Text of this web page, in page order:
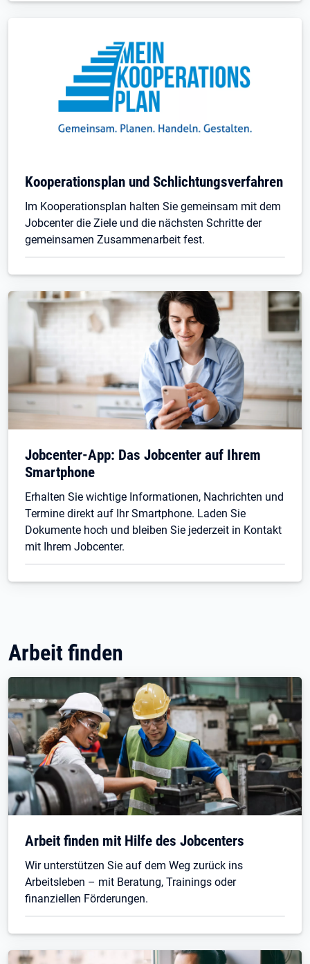
Kooperationsplan und Schlichtungsverfahren
Im Kooperationsplan halten Sie gemeinsam mit dem
Jobcenter die Ziele und die nächsten Schritte der
gemeinsamen Zusammenarbeit fest.
Jobcenter-App: Das Jobcenter auf Ihrem
Smartphone
Erhalten Sie wichtige Informationen, Nachrichten und
Termine direkt auf Ihr Smartphone. Laden Sie
Dokumente hoch und bleiben Sie jederzeit in Kontakt
mit Ihrem Jobcenter.
Arbeit finden
Arbeit finden mit Hilfe des Jobcenters
Wir unterstützen Sie auf dem Weg zurück ins
Arbeitsleben – mit Beratung, Trainings oder
finanziellen Förderungen.